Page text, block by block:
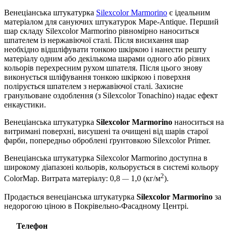
Венеціанська штукатурка Silexcolor Marmorino є ідеальним
матеріалом для сануючих штукатурок Mape-Antique. Перший
шар складу Silexcolor Marmorino рівномірно наноситься
шпателем із нержавіючої сталі. Після висихання шар
необхідно відшліфувати тонкою шкіркою і нанести решту
матеріалу одним або декількома шарами одного або різних
кольорів перехресним рухом шпателя. Після цього знову
виконується шліфування тонкою шкіркою і поверхня
полірується шпателем з нержавіючої сталі. Захисне
гранульоване оздоблення (з Silexcolor Tonachino) надає ефект
енкаустики.
Венеціанська штукатурка Silexcolor Marmorino наноситься на
витримані поверхні, висушені та очищені від шарів старої
фарби, попередньо оброблені ґрунтовкою Silexcolor Primer.
Венеціанська штукатурка Silexcolor Marmorino доступна в
широкому діапазоні кольорів, кольорується в системі кольору
ColorMap. Витрата матеріалу: 0,8 — 1,0 (кг/м2).
Продається венеціанська штукатурка Silexcolor Marmorino за
недорогою ціною в Покрівельно-Фасадному Центрі.
Телефон